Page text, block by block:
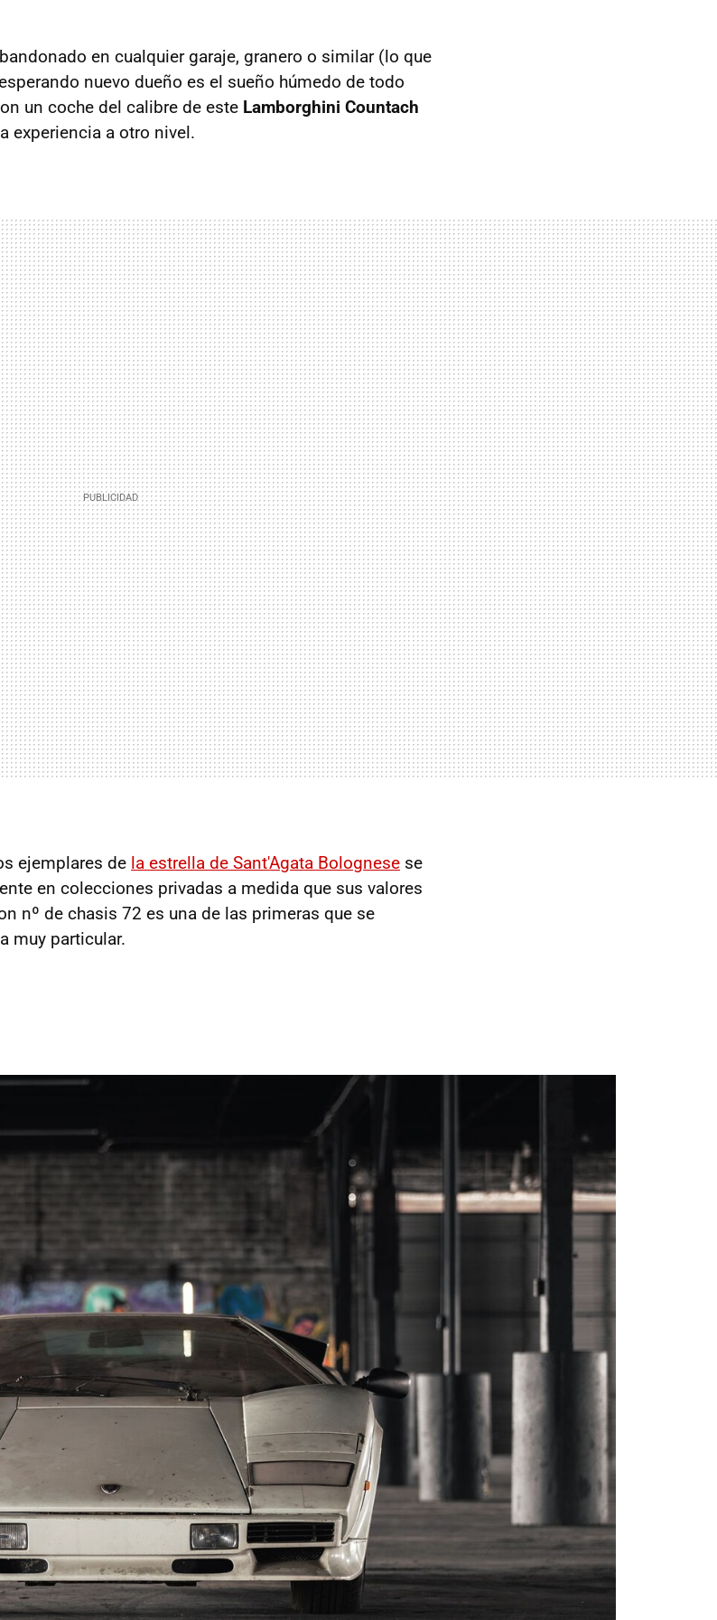
en cualquier garaje, granero o similar (lo que
nuevo dueño es el sueño húmedo de todo
un coche del calibre de este Lamborghini Countach
experiencia a otro nivel.
ejemplares de la estrella de Sant'Agata Bolognese se
en colecciones privadas a medida que sus valores
nº de chasis 72 es una de las primeras que se
muy particular.